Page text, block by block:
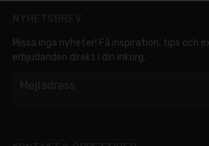
Missa inga nyheter! Få inspiration, tips och
erbjudanden direkt i din inkorg.